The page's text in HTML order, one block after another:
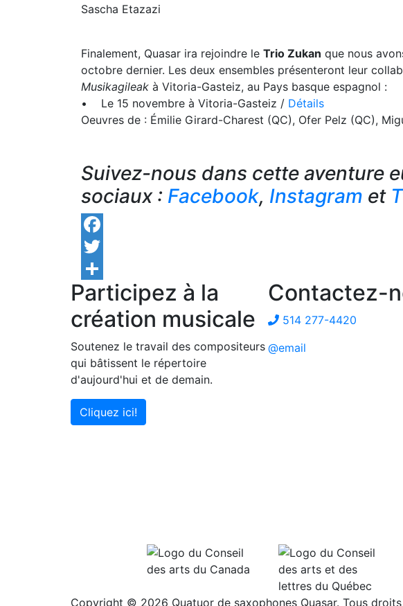
Sascha Etazazi
Finalement, Quasar ira rejoindre le Trio Zukan que nous
octobre dernier. Les deux ensembles présenteront leur
Musikagileak à Vitoria-Gasteiz, au Pays basque espagnol :
• Le 15 novembre à Vitoria-Gasteiz / Détails
Oeuvres de : Émilie Girard-Charest (QC), Ofer Pelz (QC),
Suivez-nous dans cette aventure
sociaux : Facebook, Instagram et
Facebook
Twitter
Share
Participez à la
création musicale
Soutenez le travail des compositeurs
qui bâtissent le répertoire
d'aujourd'hui et de demain.
Cliquez ici!
Contactez-
514 277-4420
@email
Copyright © 2026 Quatuor de saxophones Quasar. Tous droits